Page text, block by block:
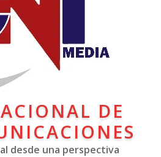
DE
desde una perspectiva